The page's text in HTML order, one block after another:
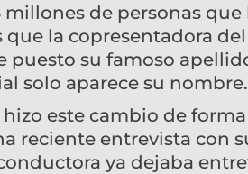
millones de personas que
la copresentadora del
puesto su famoso
solo aparece su nombre.
este cambio de forma
reciente entrevista con
ya dejaba